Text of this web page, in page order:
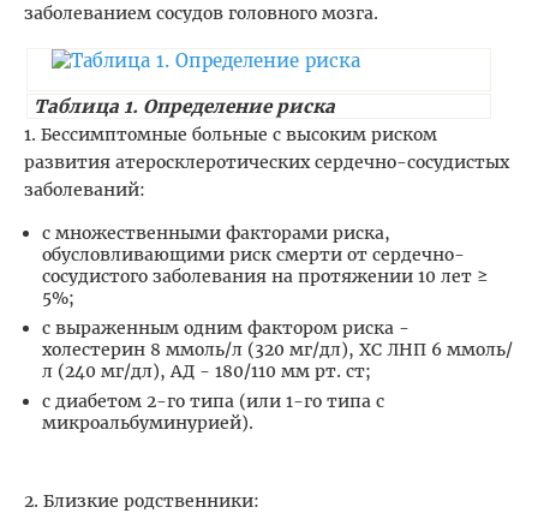
заболеванием сосудов головного мозга.
Таблица 1. Определение риска
1. Бессимптомные больные с высоким риском
развития атеросклеротических сердечно-сосудистых
заболеваний:
с множественными факторами риска,
обусловливающими риск смерти от сердечно-
сосудистого заболевания на протяжении 10 лет ≥
5%;
с выраженным одним фактором риска -
холестерин 8 ммоль/л (320 мг/дл), ХС ЛНП 6 ммоль/
л (240 мг/дл), АД - 180/110 мм рт. ст;
с диабетом 2-го типа (или 1-го типа с
микроальбуминурией).
2. Близкие родственники: